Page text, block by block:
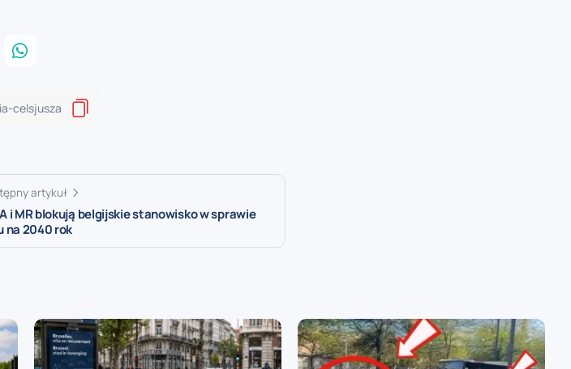
artykuł
i MR blokują belgijskie stanowisko w sprawie
na 2040 rok